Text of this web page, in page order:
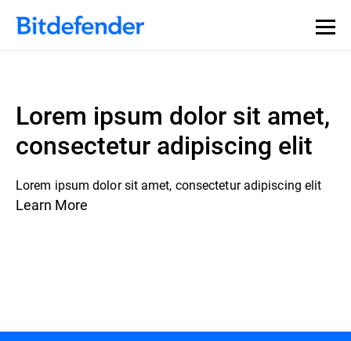
Lorem ipsum dolor sit amet,
consectetur adipiscing elit
Lorem ipsum dolor sit amet, consectetur adipiscing elit
Learn More